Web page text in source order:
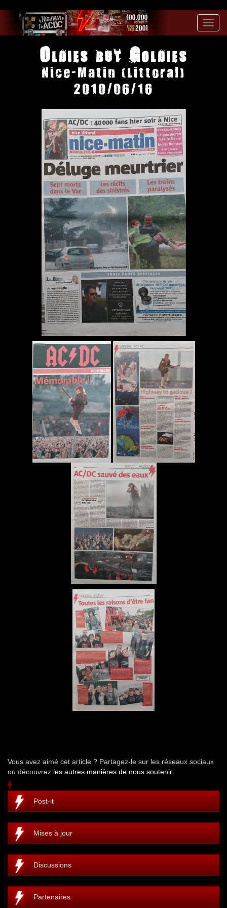
Oldies but Goldies
Nice-Matin (Littoral)
2010/06/16
Vous avez aimé cet article ? Partagez-le sur les réseaux sociaux
ou découvrez les autres manières de nous soutenir.
Post-it
Mises à jour
Discussions
Partenaires